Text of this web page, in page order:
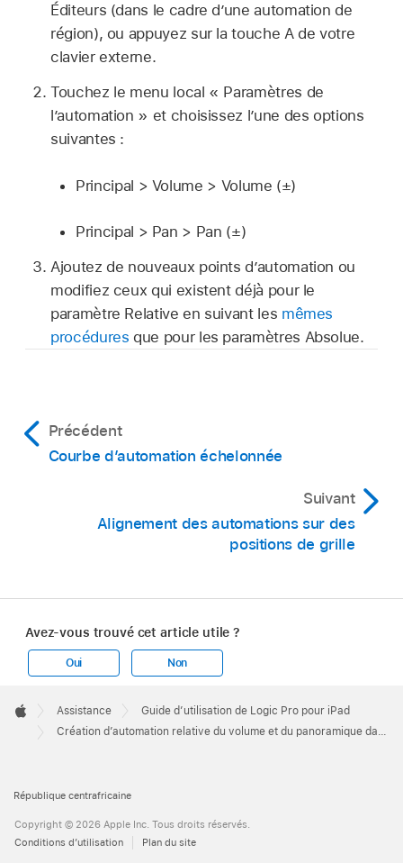
Éditeurs (dans le cadre d’une automation de
région), ou appuyez sur la touche A de votre
clavier externe.
Touchez le menu local « Paramètres de
l’automation » et choisissez l’une des options
suivantes :
Principal > Volume > Volume (±)
Principal > Pan > Pan (±)
Ajoutez de nouveaux points d’automation ou
modifiez ceux qui existent déjà pour le
paramètre Relative en suivant les mêmes
procédures que pour les paramètres Absolue.
Précédent
Courbe d’automation échelonnée
Suivant
Alignement des automations sur des
positions de grille
Avez-vous trouvé cet article utile ?
Oui Non
Footer

Apple
Assistance
Guide d’utilisation de Logic Pro pour iPad
Création d’automation relative du volume et du panoramique dans Logic Pro pour iPad
République centrafricaine
Copyright © 2026 Apple Inc. Tous droits réservés.
Conditions d’utilisation
Plan du site